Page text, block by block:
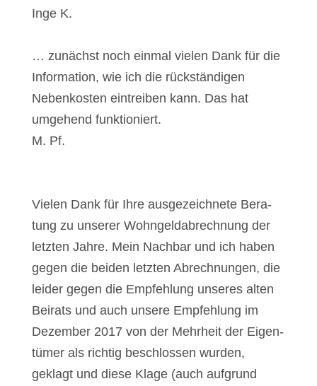
Inge K.
… zunächst noch ein­mal vie­len Dank für die
Infor­ma­ti­on, wie ich die rück­stän­di­gen
Neben­kos­ten ein­trei­ben kann. Das hat
umge­hend funk­tio­niert.
M. Pf.
Vie­len Dank für Ihre aus­ge­zeich­ne­te Bera­
tung zu unse­rer Wohn­geld­ab­rech­nung der
letz­ten Jah­re. Mein Nach­bar und ich haben
gegen die bei­den letz­ten Abrech­nun­gen, die
lei­der gegen die Emp­feh­lung unse­res alten
Bei­rats und auch unse­re Emp­feh­lung im
Dezem­ber 2017 von der Mehr­heit der Eigen­
tü­mer als rich­tig beschlos­sen wur­den,
geklagt und die­se Kla­ge (auch auf­grund